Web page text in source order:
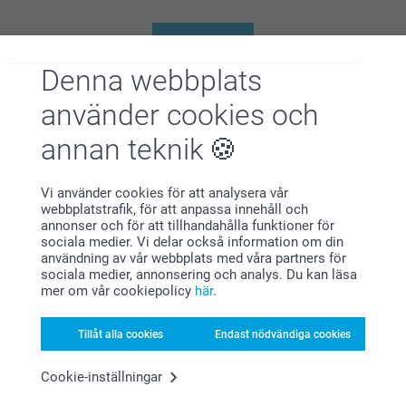
Denna webbplats
använder cookies och
annan teknik
Vi använder cookies för att analysera vår
webbplatstrafik, för att anpassa innehåll och
annonser och för att tillhandahålla funktioner för
sociala medier. Vi delar också information om din
användning av vår webbplats med våra partners för
sociala medier, annonsering och analys. Du kan läsa
mer om vår cookiepolicy här.
Tillåt alla cookies Endast nödvändiga cookies
Cookie-inställningar
Så härligt att läsa, tack för ditt fina omdöme, vi är
glada att ha dig som kund!
🩵-liga hälsningar
Helene @smartphoto
Relaterade produkter
2 varianter
(10 omdömen)
Små paketkort
Från
(14 omdömen)
Runda etiketter
89,00
(21 omdömen)
Vimplar
179,00
(100 omdömen)
Personliga etiketter för gåvor